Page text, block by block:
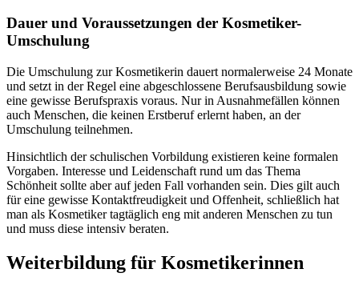
Dauer und Voraussetzungen der Kosmetiker-
Umschulung
Die Umschulung zur Kosmetikerin dauert normalerweise 24 Monate
und setzt in der Regel eine abgeschlossene Berufsausbildung sowie
eine gewisse Berufspraxis voraus. Nur in Ausnahmefällen können
auch Menschen, die keinen Erstberuf erlernt haben, an der
Umschulung teilnehmen.
Hinsichtlich der schulischen Vorbildung existieren keine formalen
Vorgaben. Interesse und Leidenschaft rund um das Thema
Schönheit sollte aber auf jeden Fall vorhanden sein. Dies gilt auch
für eine gewisse Kontaktfreudigkeit und Offenheit, schließlich hat
man als Kosmetiker tagtäglich eng mit anderen Menschen zu tun
und muss diese intensiv beraten.
Weiterbildung für Kosmetikerinnen